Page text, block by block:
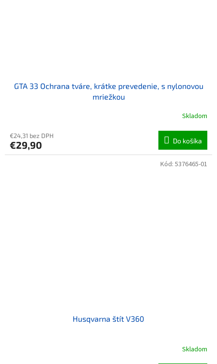
GTA 33 Ochrana tváre, krátke prevedenie, s nylonovou
mriežkou
Skladom
€24,31 bez DPH
€29,90 Do košíka
Husqvarna štít V360
Skladom
Kód: 5376465-01